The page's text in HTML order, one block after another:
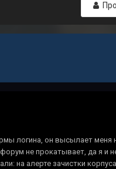
логина, он высылает меня
не прокатывает, да я и
на алерте зачистки